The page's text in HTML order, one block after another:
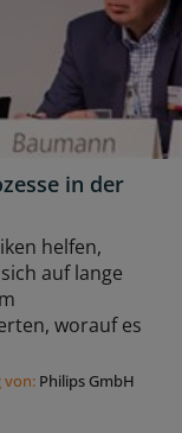
in der
helfen,
auf lange
worauf es
von: Philips GmbH